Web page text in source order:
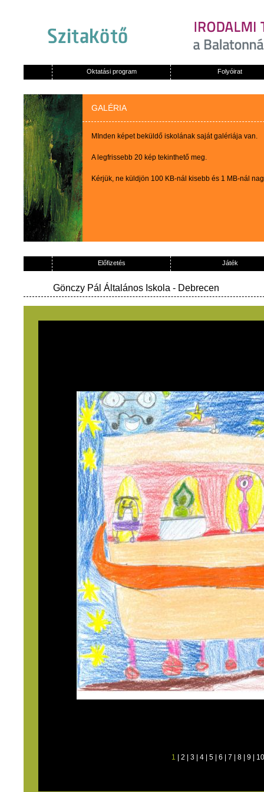
Oktatási program Folyóirat
GALÉRIA
MInden képet beküldő iskolának saját galériája van.
A legfrissebb 20 kép tekinthető meg.
Kérjük, ne küldjön 100 KB-nál kisebb és 1 MB-nál
Előfizetés Játék
Gönczy Pál Általános Iskola - Debrecen
1 2 3 4 5 6 7 8 9 10